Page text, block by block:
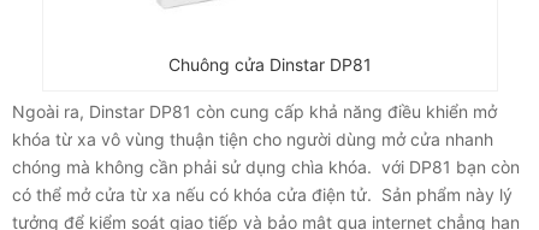
Chuông cửa Dinstar DP81
Ngoài ra, Dinstar DP81 còn cung cấp khả năng điều khiển mở
khóa từ xa vô vùng thuận tiện cho người dùng mở cửa nhanh
chóng mà không cần phải sử dụng chìa khóa. với DP81 bạn còn
có thể mở cửa từ xa nếu có khóa cửa điện tử. Sản phẩm này lý
tưởng để kiểm soát giao tiếp và bảo mật qua internet chẳng hạn